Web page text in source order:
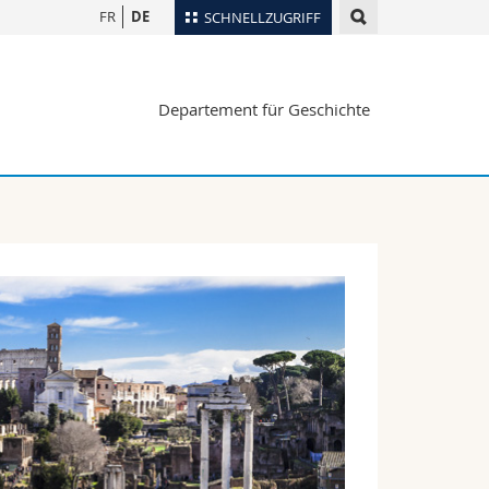
SCHNELLZUGRIFF
Ortsplan
Webmail
FR DE
Departement für Geschichte